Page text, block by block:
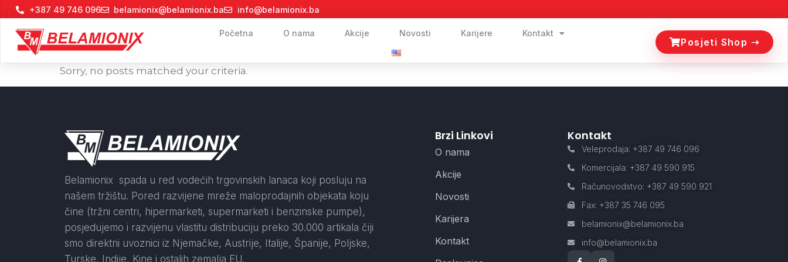
+387 49 746 096 belamionix@belamionix.ba info@belamionix.ba
Početna O nama Akcije Novosti Karijere Kontakt
Posjeti Shop ➝
Sorry, no posts matched your criteria.
Belamionix spada u red vodećih trgovinskih lanaca koji posluju na
našem tržištu. Pored razvijene mreže maloprodajnih objekata koju
čine (tržni centri, hipermarketi, supermarketi i benzinske pumpe),
posjedujemo i razvijenu vlastitu distribuciju preko 30.000 artikala čiji
smo direktni uvoznici iz Njemačke, Austrije, Italije, Španije, Poljske,
Turske, Indije, Kine i ostalih zemalja EU.
Brzi Linkovi
O nama
Akcije
Novosti
Karijera
Kontakt
Kontakt
Veleprodaja: +387 49 746 096
Komercijala: +387 49 590 915
Računovodstvo: +387 49 590 921
Fax: +387 35 746 095
belamionix@belamionix.ba
info@belamionix.ba